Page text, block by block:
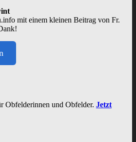
mit einem kleinen Beitrag von Fr.
Obfelderinnen und Obfelder. Jetzt